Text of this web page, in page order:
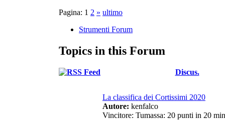
Pagina: 1 2 » ultimo
Strumenti Forum
Topics in this Forum
Discus.
La classifica dei Cortissimi 2020
Autore: kenfalco
Vincitore: Tumassa: 20 punti in 20